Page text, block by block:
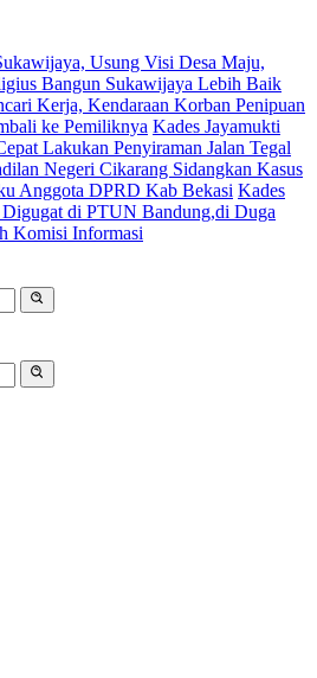
Usung Visi Desa Maju,
Bangun Sukawijaya Lebih Baik
Kerja, Kendaraan Korban Penipuan
ke Pemiliknya Kades Jayamukti
Lakukan Penyiraman Jalan Tegal
Negeri Cikarang Sidangkan Kasus
Anggota DPRD Kab Bekasi Kades
Digugat di PTUN Bandung,di Duga
Komisi Informasi